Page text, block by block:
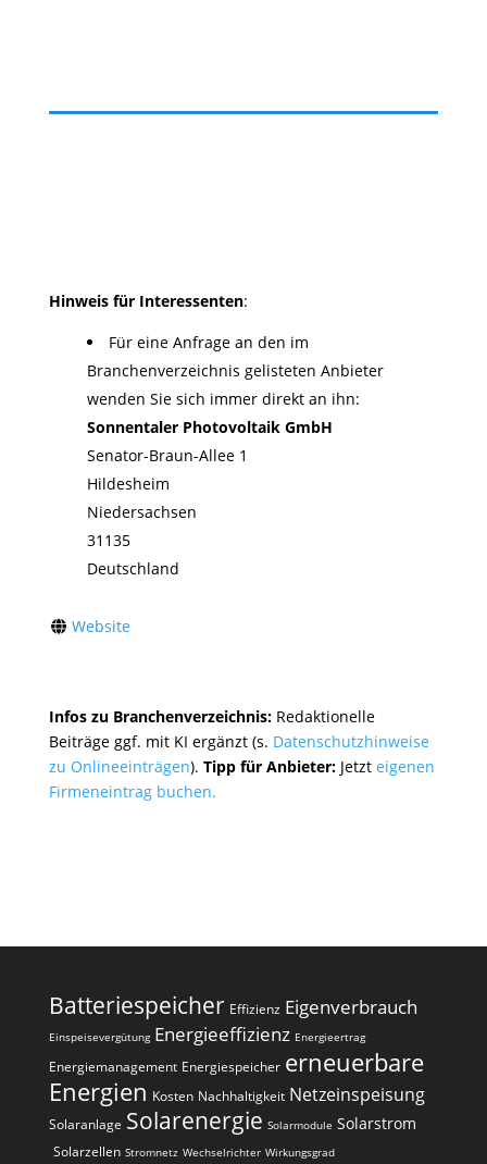
Hinweis für Interessenten:
Für eine Anfrage an den im
Branchenverzeichnis gelisteten Anbieter
wenden Sie sich immer direkt an ihn:
Sonnentaler Photovoltaik GmbH
Senator-Braun-Allee 1
Hildesheim
Niedersachsen
31135
Deutschland
Website
Infos zu Branchenverzeichnis: Redaktionelle
Beiträge ggf. mit KI ergänzt (s. Datenschutzhinweise
zu Onlineeinträgen). Tipp für Anbieter:Jetzt eigenen
Firmeneintrag buchen.
Batteriespeicher Effizienz Eigenverbrauch
Einspeisevergütung Energieeffizienz Energieertrag
Energiemanagement Energiespeicher erneuerbare
Energien Kosten Nachhaltigkeit Netzeinspeisung
Solaranlage Solarenergie Solarmodule Solarstrom
Solarzellen Stromnetz Wechselrichter Wirkungsgrad